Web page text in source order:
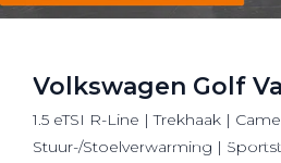
Bekijk alle
Volkswagen Golf
1.5 eTSI R-Line | Trekhaak |
Stuur-/Stoelverwarming |